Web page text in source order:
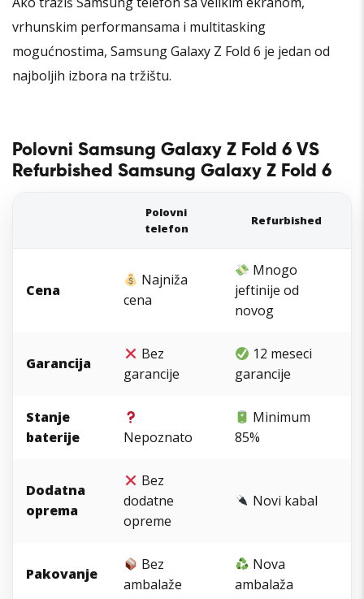
vrhunskim performansama i multitasking
mogućnostima, Samsung Galaxy Z Fold 6 je jedan od
najboljih izbora na tržištu.
Polovni Samsung Galaxy Z Fold 6 VS
Refurbished Samsung Galaxy Z Fold 6
Polovni
telefon
Refurbished
Cena
Najniža
cena
Mnogo
jeftinije od
novog
Garancija
Bez
garancije
12 meseci
garancije
Stanje
baterije
Nepoznato
Minimum
85%
Dodatna
oprema
Bez
dodatne
opreme
Novi kabal
Pakovanje
Bez
ambalaže
Nova
ambalaža